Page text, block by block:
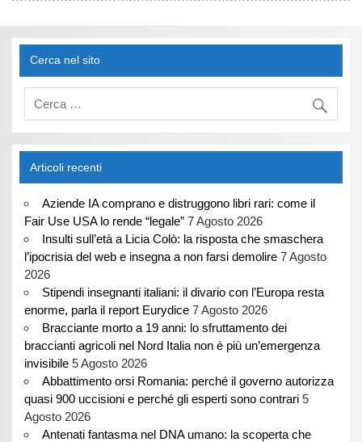
Cerca nel sito
Articoli recenti
Aziende IA comprano e distruggono libri rari: come il
Fair Use USA lo rende “legale” 7 Agosto 2026
Insulti sull’età a Licia Colò: la risposta che smaschera
l’ipocrisia del web e insegna a non farsi demolire 7 Agosto
2026
Stipendi insegnanti italiani: il divario con l’Europa resta
enorme, parla il report Eurydice 7 Agosto 2026
Bracciante morto a 19 anni: lo sfruttamento dei
braccianti agricoli nel Nord Italia non è più un’emergenza
invisibile 5 Agosto 2026
Abbattimento orsi Romania: perché il governo autorizza
quasi 900 uccisioni e perché gli esperti sono contrari 5
Agosto 2026
Antenati fantasma nel DNA umano: la scoperta che